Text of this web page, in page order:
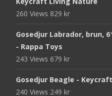
260 Views 829 kr
Gosedjur Labrador, brun,
- Rappa Toys
243 Views 679 kr
Gosedjur Beagle -
240 Views 249 kr